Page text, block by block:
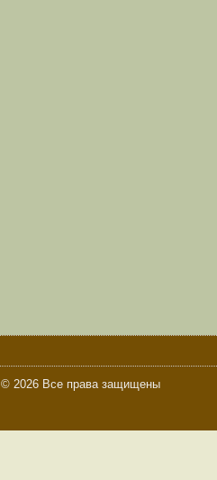
© 2026 Все права защищены